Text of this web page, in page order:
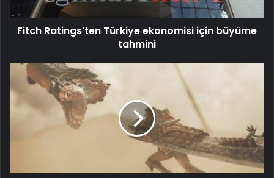
Fitch Ratings'ten Türkiye ekonomisi için büyüme
tahmini